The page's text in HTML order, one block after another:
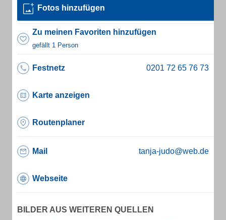
Fotos hinzufügen
Zu meinen Favoriten hinzufügen
gefällt 1 Person
Festnetz
Karte anzeigen
Routenplaner
Mail tanja-judo@web.de
Webseite
BILDER AUS WEITEREN QUELLEN